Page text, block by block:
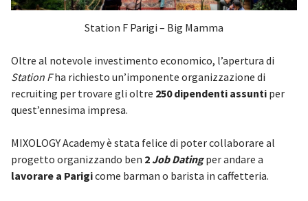
Station F Parigi – Big Mamma
Oltre al notevole investimento economico, l’apertura di
Station Fha richiesto un’imponente organizzazione di
recruiting per trovare gli oltre 250 dipendenti assuntiper
quest’ennesima impresa.
MIXOLOGY Academy è stata felice di poter collaborare al
progetto organizzando ben 2Job Datingper andare a
lavorare a Parigicome barman o barista in caffetteria.